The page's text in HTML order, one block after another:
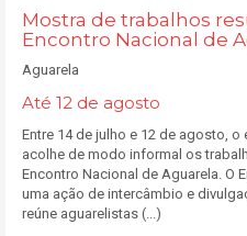
Mostra de trabalhos
Encontro Nacional de
Aguarela
Até 12 de agosto
Entre 14 de julho e 12 de agosto, o
acolhe de modo informal os
Encontro Nacional de Aguarela. O
uma ação de intercâmbio e
reúne aguarelistas (...)